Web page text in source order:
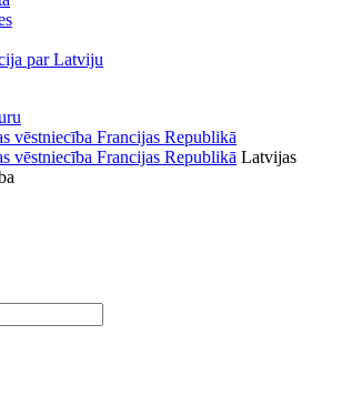
par Latviju
Latvijas